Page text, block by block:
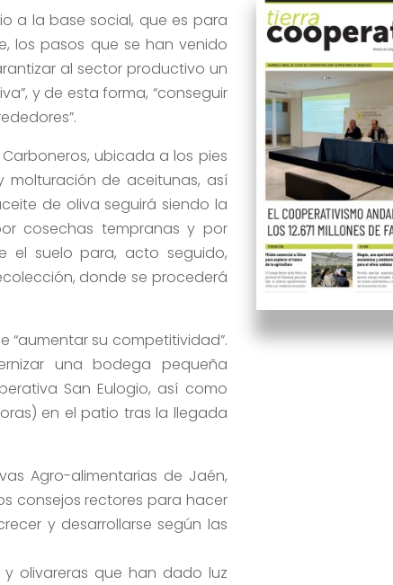
a la base social, que es para
los pasos que se han venido
al sector productivo un
y de esta forma, “conseguir
ubicada a los pies
molturación de aceitunas, así
de oliva seguirá siendo la
cosechas tempranas y por
el suelo para, acto seguido,
donde se procederá
“aumentar su competitividad”.
una bodega pequeña
San Eulogio, así como
en el patio tras la llegada
Agro-alimentarias de Jaén,
consejos rectores para hacer
y desarrollarse según las
olivareras que han dado luz